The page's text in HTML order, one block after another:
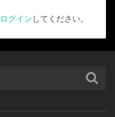
ログイン してください。